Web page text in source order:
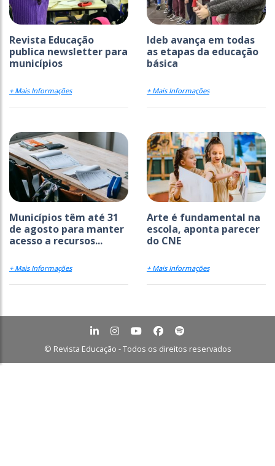
Revista Educação
publica newsletter para
municípios
+ Mais Informações
Ideb avança em todas
as etapas da educação
básica
+ Mais Informações
Municípios têm até 31
de agosto para manter
acesso a recursos...
+ Mais Informações
Arte é fundamental na
escola, aponta parecer
do CNE
+ Mais Informações
© Revista Educação - Todos os direitos reservados